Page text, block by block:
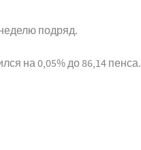
подряд.
на 0,05% до 86,14 пенса.